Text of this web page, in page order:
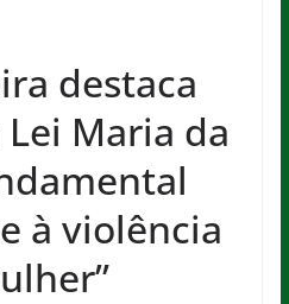
destaca
Maria da
à violência